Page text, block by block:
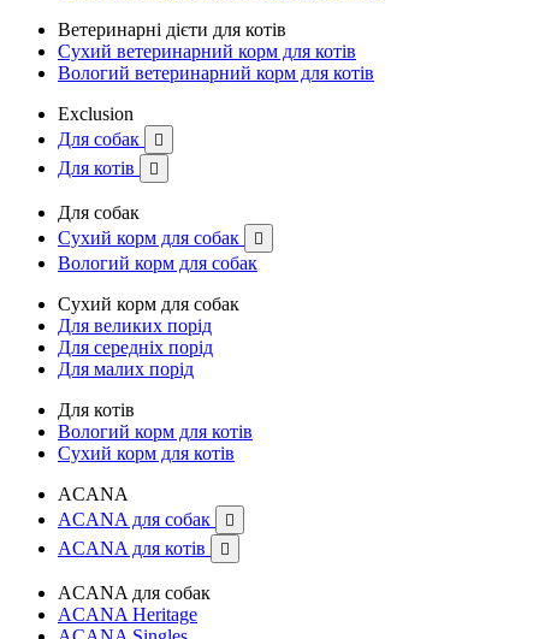
Ветеринарні дієти для котів
Сухий ветеринарний корм для котів
Вологий ветеринарний корм для котів
Exclusion
Для собак

Для котів 
Для собак
Сухий корм для собак

Вологий корм для собак
Сухий корм для собак
Для великих порід
Для середніх порід
Для малих порід
Для котів
Вологий корм для котів
Сухий корм для котів
ACANA
ACANA для собак

ACANA для котів 
ACANA для собак
ACANA Heritage